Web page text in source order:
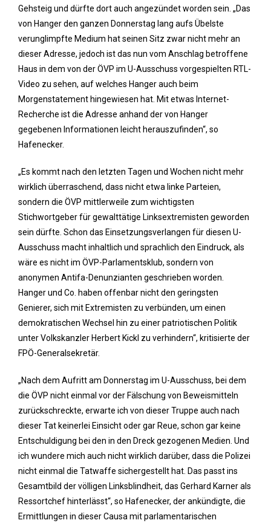
Gehsteig und dürfte dort auch angezündet worden sein. „Das
von Hanger den ganzen Donnerstag lang aufs Übelste
verunglimpfte Medium hat seinen Sitz zwar nicht mehr an
dieser Adresse, jedoch ist das nun vom Anschlag betroffene
Haus in dem von der ÖVP im U-Ausschuss vorgespielten RTL-
Video zu sehen, auf welches Hanger auch beim
Morgenstatement hingewiesen hat. Mit etwas Internet-
Recherche ist die Adresse anhand der von Hanger
gegebenen Informationen leicht herauszufinden“, so
Hafenecker.
„Es kommt nach den letzten Tagen und Wochen nicht mehr
wirklich überraschend, dass nicht etwa linke Parteien,
sondern die ÖVP mittlerweile zum wichtigsten
Stichwortgeber für gewalttätige Linksextremisten geworden
sein dürfte. Schon das Einsetzungsverlangen für diesen U-
Ausschuss macht inhaltlich und sprachlich den Eindruck, als
wäre es nicht im ÖVP-Parlamentsklub, sondern von
anonymen Antifa-Denunzianten geschrieben worden.
Hanger und Co. haben offenbar nicht den geringsten
Genierer, sich mit Extremisten zu verbünden, um einen
demokratischen Wechsel hin zu einer patriotischen Politik
unter Volkskanzler Herbert Kickl zu verhindern“, kritisierte der
FPÖ-Generalsekretär.
„Nach dem Aufritt am Donnerstag im U-Ausschuss, bei dem
die ÖVP nicht einmal vor der Fälschung von Beweismitteln
zurückschreckte, erwarte ich von dieser Truppe auch nach
dieser Tat keinerlei Einsicht oder gar Reue, schon gar keine
Entschuldigung bei den in den Dreck gezogenen Medien. Und
ich wundere mich auch nicht wirklich darüber, dass die Polizei
nicht einmal die Tatwaffe sichergestellt hat. Das passt ins
Gesamtbild der völligen Linksblindheit, das Gerhard Karner als
Ressortchef hinterlässt“, so Hafenecker, der ankündigte, die
Ermittlungen in dieser Causa mit parlamentarischen